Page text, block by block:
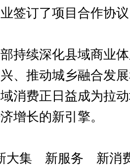
签订了项目合作协
持续深化县域商业
、推动城乡融合发
消费正日益成为拉
增长的新引擎。
大集 新服务 新消